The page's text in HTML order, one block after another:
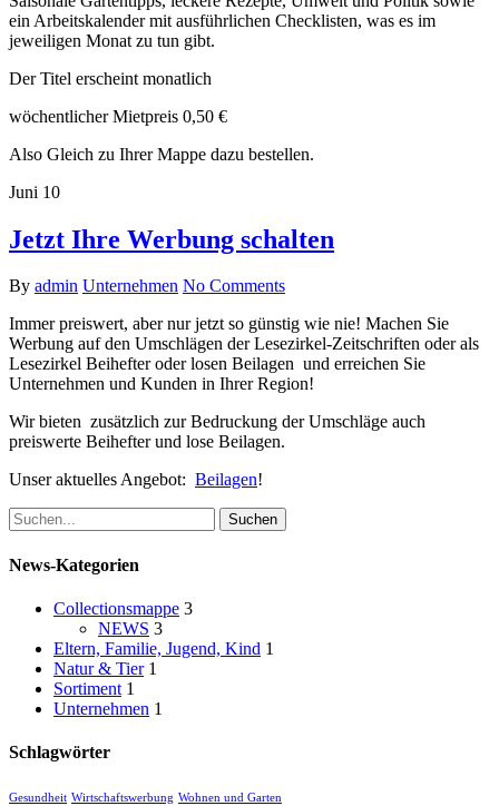
ein Arbeitskalender mit ausführlichen Checklisten, was es im
jeweiligen Monat zu tun gibt.
Der Titel erscheint monatlich
wöchentlicher Mietpreis 0,50 €
Also Gleich zu Ihrer Mappe dazu bestellen.
Juni 10
Jetzt Ihre Werbung schalten
By admin Unternehmen No Comments
Immer preiswert, aber nur jetzt so günstig wie nie! Machen Sie
Werbung auf den Umschlägen der Lesezirkel-Zeitschriften oder als
Lesezirkel Beihefter oder losen Beilagen und erreichen Sie
Unternehmen und Kunden in Ihrer Region!
Wir bieten zusätzlich zur Bedruckung der Umschläge auch
preiswerte Beihefter und lose Beilagen.
Unser aktuelles Angebot: Beilagen!
News-Kategorien
Collectionsmappe 3
NEWS 3
Eltern, Familie, Jugend, Kind 1
Natur & Tier 1
Sortiment 1
Unternehmen 1
Schlagwörter
Gesundheit Wirtschaftswerbung Wohnen und Garten